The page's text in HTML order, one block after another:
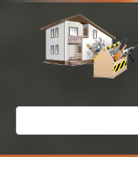
Перейти
Поиск: